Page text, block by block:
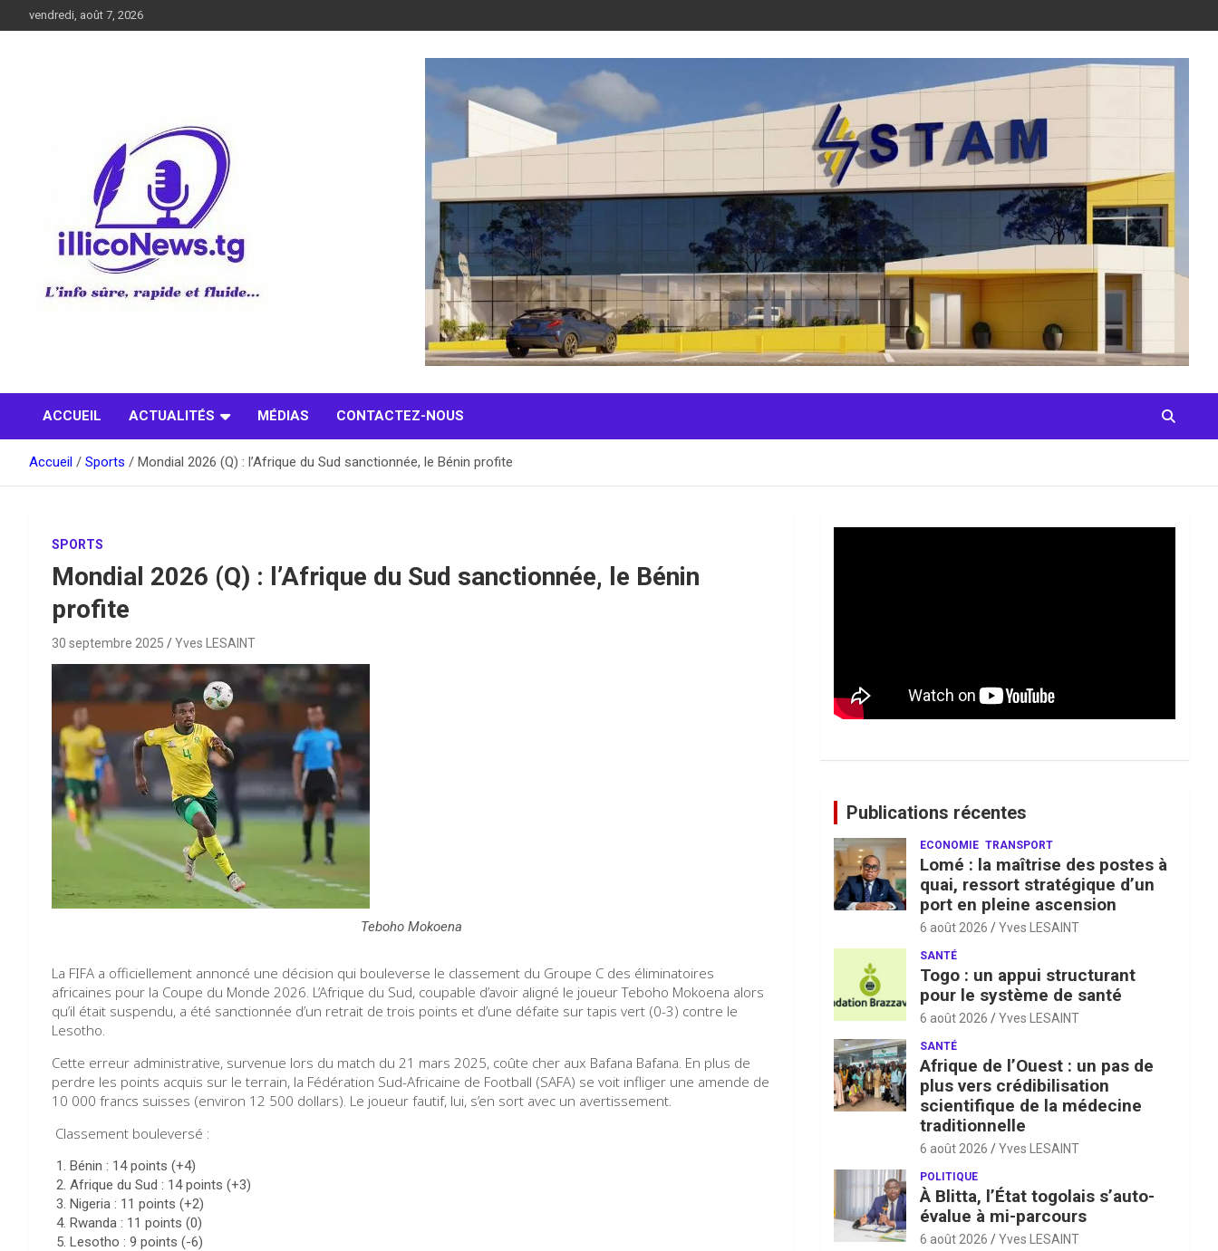
au
vendredi, août 7, 2026
ACCUEIL ACTUALITÉS MÉDIAS CONTACTEZ-NOUS
Accueil Sports Mondial 2026 (Q) : l’Afrique du Sud sanctionnée, le Bénin profite
SPORTS
Mondial 2026 (Q) : l’Afrique du Sud sanctionnée, le Bénin
profite
30 septembre 2025 Yves LESAINT
Teboho Mokoena
La FIFA a officiellement annoncé une décision qui bouleverse le classement du Groupe C des éliminatoires
africaines pour la Coupe du Monde 2026. L’Afrique du Sud, coupable d’avoir aligné le joueur Teboho Mokoena alors
qu’il était suspendu, a été sanctionnée d’un retrait de trois points et d’une défaite sur tapis vert (0-3) contre le
Lesotho.
Cette erreur administrative, survenue lors du match du 21 mars 2025, coûte cher aux Bafana Bafana. En plus de
perdre les points acquis sur le terrain, la Fédération Sud-Africaine de Football (SAFA) se voit infliger une amende de
10 000 francs suisses (environ 12 500 dollars). Le joueur fautif, lui, s’en sort avec un avertissement.
Classement bouleversé :
Bénin : 14 points (+4)
Afrique du Sud : 14 points (+3)
Nigeria : 11 points (+2)
Rwanda : 11 points (0)
Lesotho : 9 points (-6)
Publications récentes
ECONOMIE TRANSPORT
Lomé : la maîtrise des postes à
quai, ressort stratégique d’un
port en pleine ascension
6 août 2026 Yves LESAINT
SANTÉ
Togo : un appui structurant
pour le système de santé
6 août 2026 Yves LESAINT
SANTÉ
Afrique de l’Ouest : un pas de
plus vers crédibilisation
scientifique de la médecine
traditionnelle
6 août 2026 Yves LESAINT
POLITIQUE
À Blitta, l’État togolais s’auto-
évalue à mi-parcours
6 août 2026 Yves LESAINT